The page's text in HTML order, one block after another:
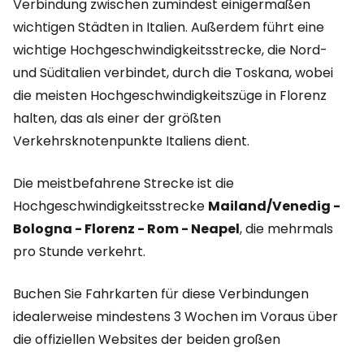
Verbindung zwischen zumindest einigermaßen
wichtigen Städten in Italien. Außerdem führt eine
wichtige Hochgeschwindigkeitsstrecke, die Nord-
und Süditalien verbindet, durch die Toskana, wobei
die meisten Hochgeschwindigkeitszüge in Florenz
halten, das als einer der größten
Verkehrsknotenpunkte Italiens dient.
Die meistbefahrene Strecke ist die
Hochgeschwindigkeitsstrecke Mailand/Venedig -
Bologna - Florenz - Rom - Neapel, die mehrmals
pro Stunde verkehrt.
Buchen Sie Fahrkarten für diese Verbindungen
idealerweise mindestens 3 Wochen im Voraus über
die offiziellen Websites der beiden großen